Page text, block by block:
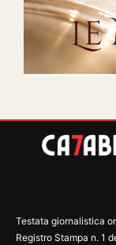
Testata giornalistica
Registro Stampa n. 1